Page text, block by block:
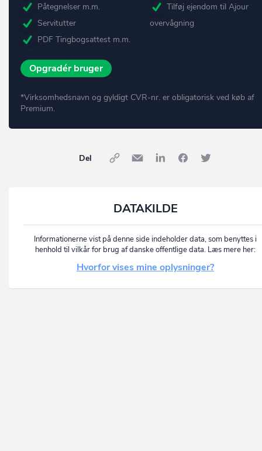
Påtegnelser m.m.
Servitutter
PDF Tingbogsattest m.m.
Tilføj ejendom til Ajour
overvågning
Opgradér bruger
*Virksomhedsnavn og gyldigt CVR-nr. er obligatorisk ved køb af
Premium.
Del
DATAKILDE
Informationerne vist på denne side indeholder data, som benyttes i
henhold til vilkår for brug af danske offentlige data. Læs mere her:
Hvorfor vises mine oplysninger?